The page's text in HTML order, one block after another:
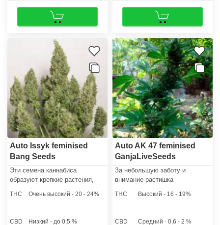
Auto Issyk feminised
Bang Seeds
Эти семена каннабиса
образуют крепкие растения,
формировать тяжелые шишки.
THC Очень высокий - 20 - 24%
CBD Низкий - до 0,5 %
Auto AK 47 feminised
GanjaLiveSeeds
За небольшую заботу и
внимание растишка
и хорошим урожаем. В график
THC Высокий - 16 - 19%
CBD Средний - 0,6 - 2 %